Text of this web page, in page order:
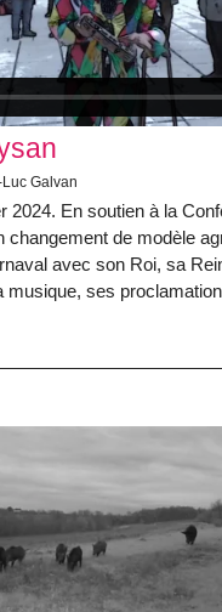
Galvan
2024. En soutien à la
changement de modèle
avec son Roi, sa
musique, ses